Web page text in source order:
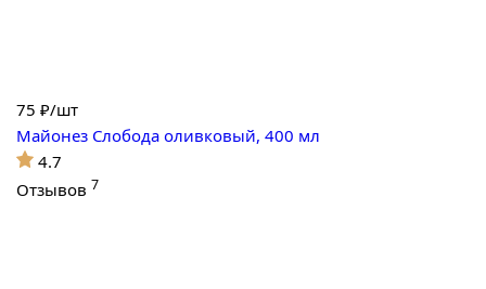
75 ₽/шт
Майонез Слобода оливковый, 400 мл
4.7
Отзывов 7